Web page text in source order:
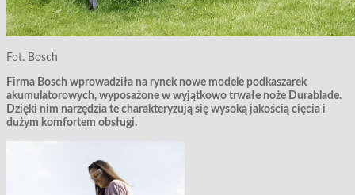
Fot. Bosch
Firma Bosch wprowadziła na rynek nowe modele podkaszarek
akumulatorowych, wyposażone w wyjątkowo trwałe noże Durablade.
Dzięki nim narzędzia te charakteryzują się wysoką jakością cięcia i
dużym komfortem obsługi.